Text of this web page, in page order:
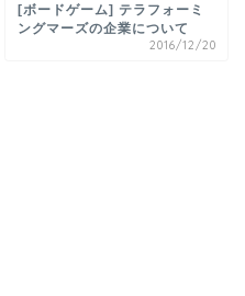
[ボードゲーム] テラフォーミ
ングマーズの企業について
2016/12/20